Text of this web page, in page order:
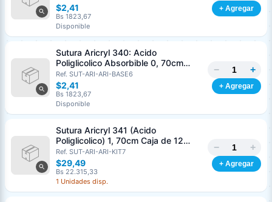
Punta Cónica 36mm
$2,41
Bs 1823,67
Disponible
+ Agregar
Sutura Aricryl 340: Acido
Poliglicolico Absorbible 0, 70cm
Und ARIZI Aguja de 1/2 Punta
Cónica 36mm
Ref. SUT-ARI-ARI-BASE6
$2,41
Bs 1823,67
Disponible
− +
+ Agregar
Sutura Aricryl 341 (Acido
Poliglicolico) 1, 70cm Caja de 12
Unds ARIZI Aguja de 1/2 Circulo
Punta Conica 36mm
Ref. SUT-ARI-ARI-KIT7
$29,49
Bs 22.315,33
1 Unidades disp.
− +
+ Agregar